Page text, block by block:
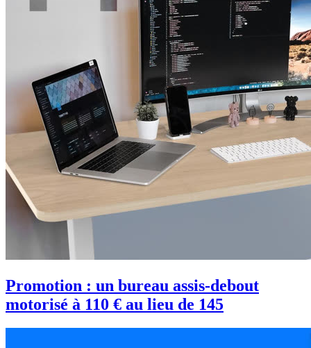
Promotion : un bureau assis-debout
motorisé à 110 € au lieu de 145